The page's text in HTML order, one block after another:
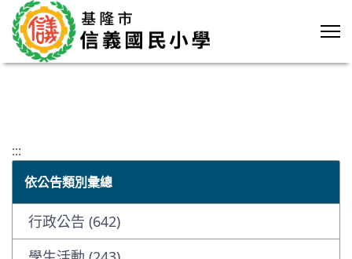
:::
依公告類別彙總
行政公告 (642)